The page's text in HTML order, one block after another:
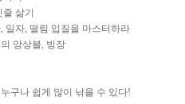
삶기
일자, 떨림 입질을 마스터하라
앙상블, 빙장
구나 쉽게 많이 낚을 수 있다!